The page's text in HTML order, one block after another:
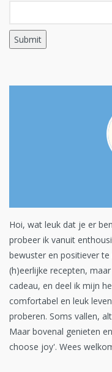
Hoi, wat leuk dat je er
probeer ik vanuit
bewuster en positiever
(h)eerlijke recepten,
cadeau, en deel ik mijn
comfortabel en leuk
proberen. Soms vallen,
Maar bovenal genieten
choose joy'. Wees